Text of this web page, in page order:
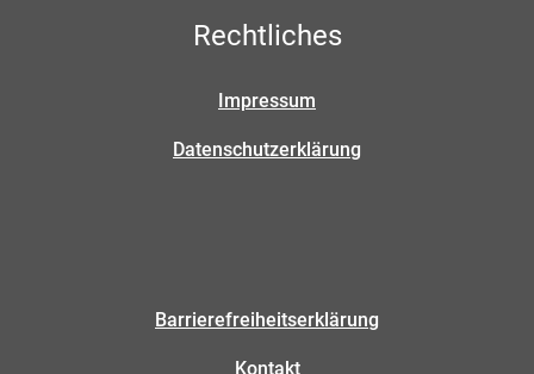
Rechtliches
Impressum
Datenschutzerklärung
Barrierefreiheitserklärung
Kontakt